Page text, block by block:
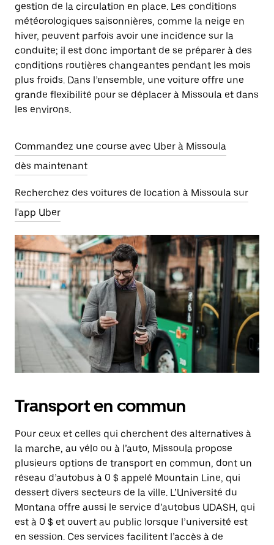
gestion de la circulation en place. Les conditions
météorologiques saisonnières, comme la neige en
hiver, peuvent parfois avoir une incidence sur la
conduite; il est donc important de se préparer à des
conditions routières changeantes pendant les mois
plus froids. Dans l’ensemble, une voiture offre une
grande flexibilité pour se déplacer à Missoula et dans
les environs.
Commandez une course avec Uber à Missoula
dès maintenant
Recherchez des voitures de location à Missoula sur
l'app Uber
Transport en commun
Pour ceux et celles qui cherchent des alternatives à
la marche, au vélo ou à l’auto, Missoula propose
plusieurs options de transport en commun, dont un
réseau d’autobus à 0 $ appelé Mountain Line, qui
dessert divers secteurs de la ville. L’Université du
Montana offre aussi le service d’autobus UDASH, qui
est à 0 $ et ouvert au public lorsque l’université est
en session. Ces services facilitent l’accès à de